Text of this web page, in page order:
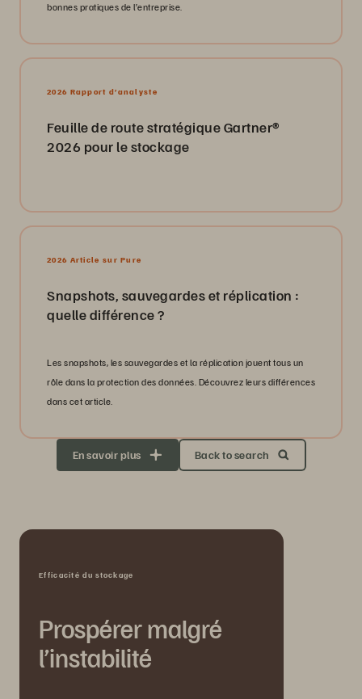
bonnes pratiques de l’entreprise.
2026 Rapport d’analyste
Feuille de route stratégique Gartner®
2026 pour le stockage
2026 Article sur Pure
Snapshots, sauvegardes et réplication :
quelle différence ?
Les snapshots, les sauvegardes et la réplication jouent tous un
rôle dans la protection des données. Découvrez leurs différences
dans cet article.
En savoir plus Back to search
Efficacité du stockage
Prospérer malgré
l’instabilité